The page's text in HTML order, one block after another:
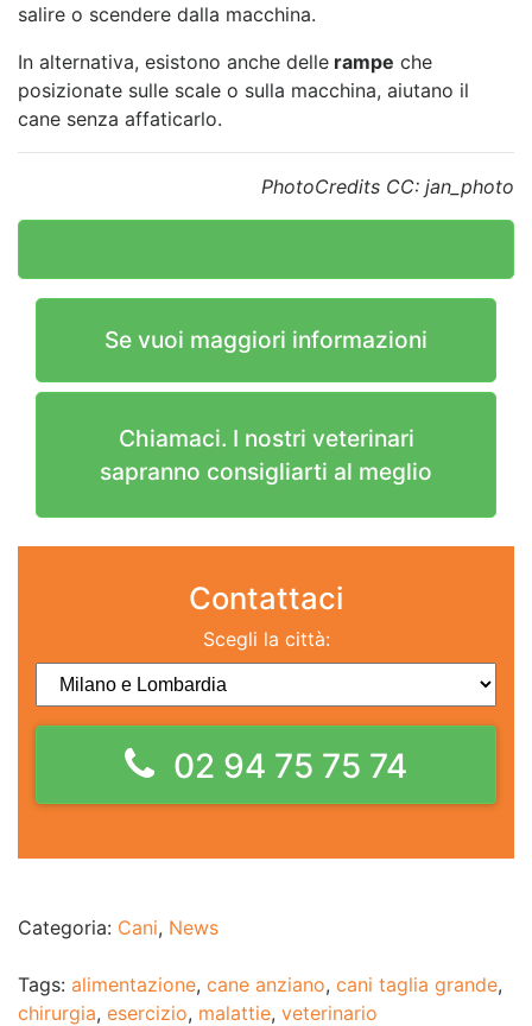
salire o scendere dalla macchina.
In alternativa, esistono anche delle rampe che
posizionate sulle scale o sulla macchina, aiutano il
cane senza affaticarlo.
PhotoCredits CC: jan_photo
Se vuoi maggiori informazioni
Chiamaci. I nostri veterinari
sapranno consigliarti al meglio
Contattaci
Scegli la città:
02 94 75 75 74
Categoria: Cani, News
Tags: alimentazione, cane anziano, cani taglia grande,
chirurgia, esercizio, malattie, veterinario